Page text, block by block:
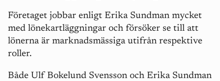
Företaget jobbar enligt Erika Sundman mycket
med lönekartläggningar och försöker se till att
lönerna är marknadsmässiga utifrån respektive
roller.
Både Ulf Bokelund Svensson och Erika Sundman